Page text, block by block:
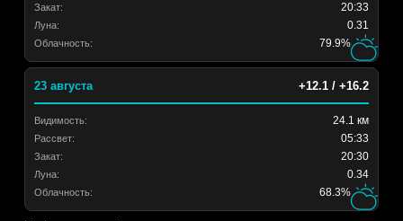
Закат: 20:33
Луна: 0.31
Облачность: 79.9%
23 августа +12.1 / +16.2
Видимость: 24.1 км
Рассвет: 05:33
Закат: 20:30
Луна: 0.34
Облачность: 68.3%